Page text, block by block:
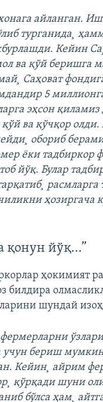
айланган.
турганида¸
Кейин
ва қўй беришга
Саҳоват
5
эҳсон
ва қўчқор олди.
обориб
ëки тадбиркор
йўқ. Булар
расмларга
ҳозиргача
қонун йўқ...”
ҳокимият
билдира
шундай
учун бериш
Кейин¸ айрим
қўрқади шуни
бўлса ҳам¸